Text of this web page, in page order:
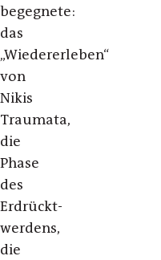
begegnete:
das
„Wiedererleben“
von
Nikis
Traumata,
die
Phase
des
Erdrückt-
werdens,
die